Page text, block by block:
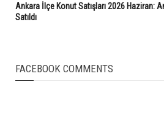
Ankara İlçe Konut Satışları 2026 Haziran:
Satıldı
FACEBOOK COMMENTS